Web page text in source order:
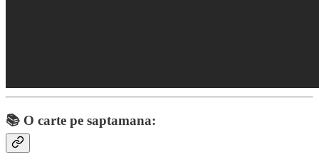
📚 O carte pe saptamana: